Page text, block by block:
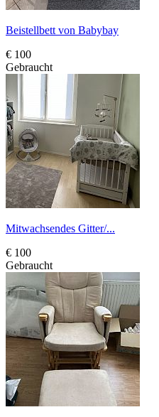
Beistellbett von Babybay
€ 100
Gebraucht
Mitwachsendes Gitter/...
€ 100
Gebraucht